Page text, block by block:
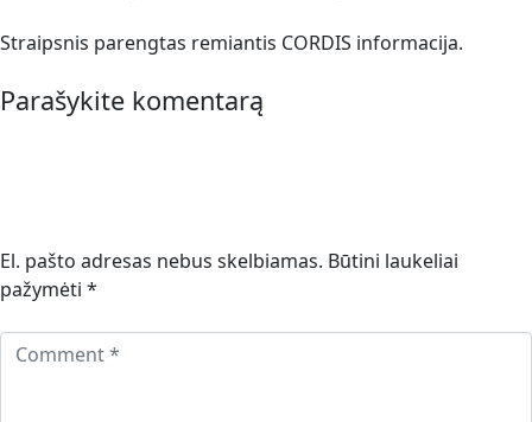
Straipsnis parengtas remiantis CORDIS informacija.
Parašykite komentarą
El. pašto adresas nebus skelbiamas. Būtini laukeliai
pažymėti *